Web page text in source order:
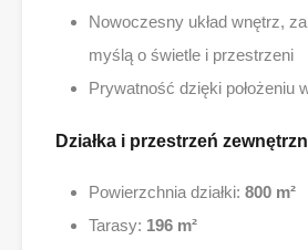
Nowoczesny układ wnętrz,
myślą o świetle i przestrzeni
Prywatność dzięki położeniu
Działka i przestrzeń
Powierzchnia działki: 800 m²
Tarasy: 196 m²